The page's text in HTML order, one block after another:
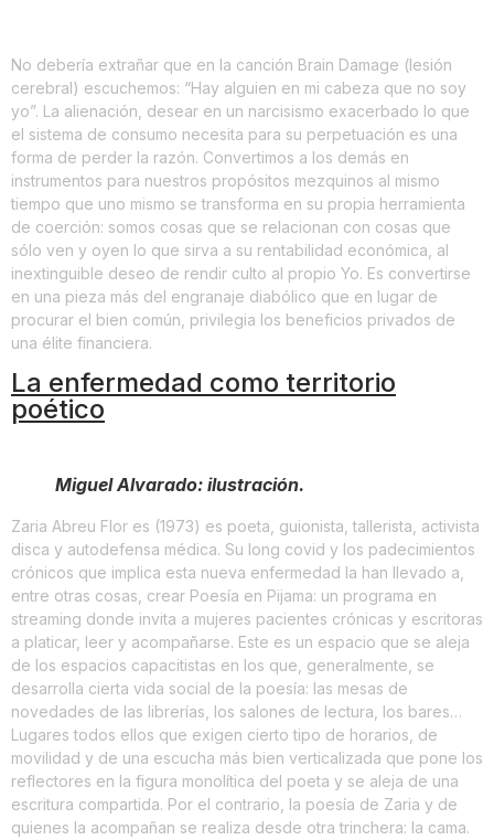
No debería extrañar que en la canción Brain Damage (lesión
cerebral) escuchemos: “Hay alguien en mi cabeza que no soy
yo”. La alienación, desear en un narcisismo exacerbado lo que
el sistema de consumo necesita para su perpetuación es una
forma de perder la razón. Convertimos a los demás en
instrumentos para nuestros propósitos mezquinos al mismo
tiempo que uno mismo se transforma en su propia herramienta
de coerción: somos cosas que se relacionan con cosas que
sólo ven y oyen lo que sirva a su rentabilidad económica, al
inextinguible deseo de rendir culto al propio Yo. Es convertirse
en una pieza más del engranaje diabólico que en lugar de
procurar el bien común, privilegia los beneficios privados de
una élite financiera.
La enfermedad como territorio
poético
Miguel Alvarado: ilustración.
Zaria Abreu Flor es (1973) es poeta, guionista, tallerista, activista
disca y autodefensa médica. Su long covid y los padecimientos
crónicos que implica esta nueva enfermedad la han llevado a,
entre otras cosas, crear Poesía en Pijama: un programa en
streaming donde invita a mujeres pacientes crónicas y escritoras
a platicar, leer y acompañarse. Este es un espacio que se aleja
de los espacios capacitistas en los que, generalmente, se
desarrolla cierta vida social de la poesía: las mesas de
novedades de las librerías, los salones de lectura, los bares…
Lugares todos ellos que exigen cierto tipo de horarios, de
movilidad y de una escucha más bien verticalizada que pone los
reflectores en la figura monolítica del poeta y se aleja de una
escritura compartida. Por el contrario, la poesía de Zaria y de
quienes la acompañan se realiza desde otra trinchera: la cama.